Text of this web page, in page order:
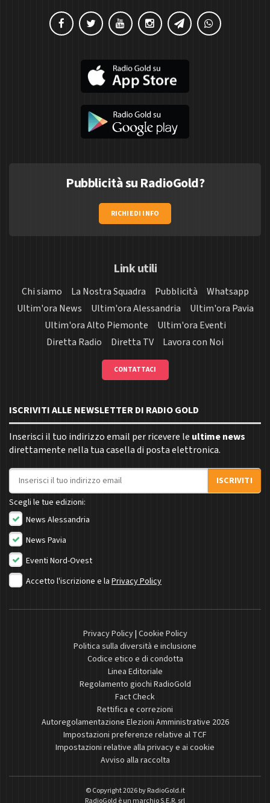
Pubblicità su RadioGold?
RICHIEDI INFO
Link utili
Chi siamo La Nostra Squadra Pubblicità
Whatsapp
Ultim'ora News
Ultim'ora Alessandria
Ultim'ora Pavia
Ultim'ora Alto Piemonte
Ultim'ora Eventi
Diretta Radio
Diretta TV Lavora con Noi
CONTATTACI
ISCRIVITI ALLE NEWSLETTER DI RADIO GOLD
Inserisci il tuo indirizzo email per ricevere le ultime news
direttamente nella tua casella di posta elettronica.
Indirizzo email
ISCRIVITI
Scegli le tue edizioni:
News Alessandria
News Pavia
Eventi Nord-Ovest
Accetto l'iscrizione e la Privacy Policy
Privacy Policy| Cookie Policy
Politica sulla diversità e inclusione
Codice etico e di condotta
Linea Editoriale
Regolamento giochi RadioGold
Fact Check
Rettifica e correzioni
Autoregolamentazione Elezioni Amministrative 2026
Impostazioni preferenze relative al TCF
Impostazioni relative alla privacy e ai cookie
Avviso alla raccolta
© Copyright 2026 byRadioGold.it
RadioGold è un marchio S.E.R. srl